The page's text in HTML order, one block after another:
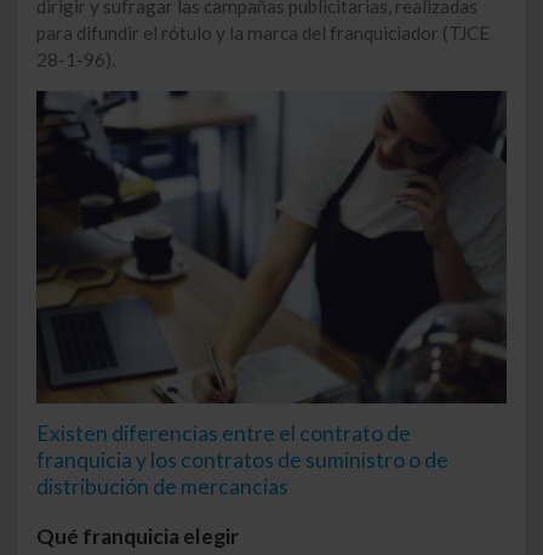
dirigir y sufragar las campañas publicitarias, realizadas
para difundir el rótulo y la marca del franquiciador (TJCE
28-1-96).
Existen diferencias entre el contrato de
franquicia y los contratos de suministro o de
distribución de mercancías
Qué franquicia elegir